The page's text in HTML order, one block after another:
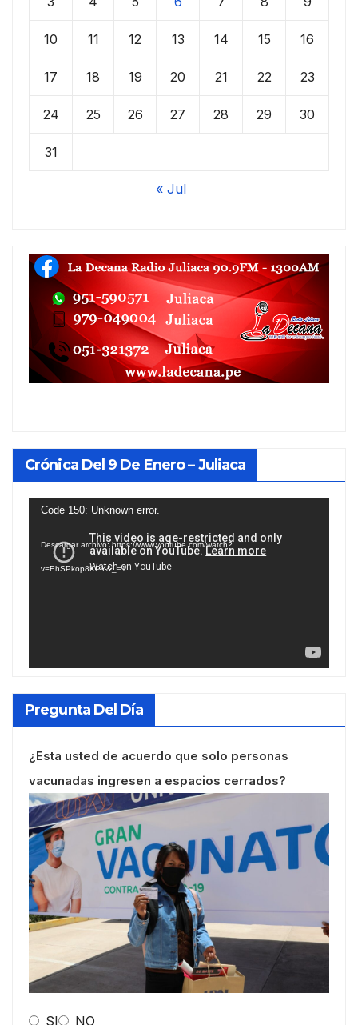
10 11 12 13 14 15 16
17 18 19 20 21 22 23
24 25 26 27 28 29 30
31
« Jul
Crónica Del 9 De Enero – Juliaca
Reproductor
vídeo
Code 150: Unknown error.
Descargar archivo: https://www.youtube.com/watch?
v=EhSPkop8KPY&_=1
Pregunta Del Día
¿Esta usted de acuerdo que solo personas
vacunadas ingresen a espacios cerrados?
SI NO